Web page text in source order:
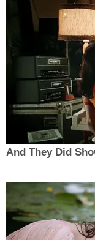
And They Did